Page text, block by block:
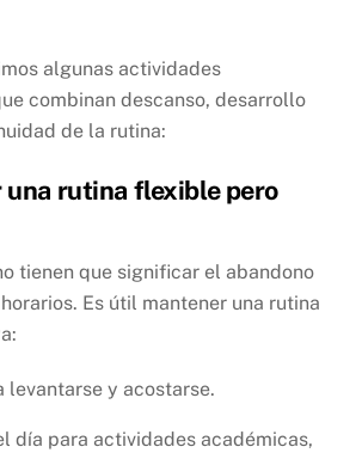
algunas actividades
combinan descanso, desarrollo
de la rutina:
una rutina flexible pero
tienen que significar el abandono
Es útil mantener una rutina
levantarse y acostarse.
día para actividades académicas,